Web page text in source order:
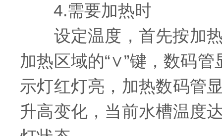
4.需要加热时
设定温度，首先按加热
加热区域的“∨”键，数码
示灯红灯亮，加热数码管
升高变化，当前水槽温度